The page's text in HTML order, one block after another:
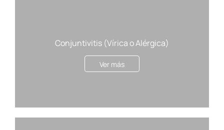
Conjuntivitis (Vírica o Alérgica)
Ver más